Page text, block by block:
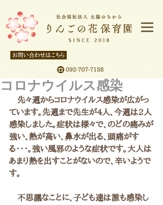
コロナウイルス感染
先々週からコロナウイルス感染が広がっ
ています。先週まで先生が4人、今週は2人
感染しました。症状は様々で、のどの痛みが
強い、熱が高い、鼻水が出る、頭痛がす
る・・・。強い風邪のような症状です。大人は
あまり熱を出すことがないので、辛いようで
す。
不思議なことに、子ども達は誰も感染し